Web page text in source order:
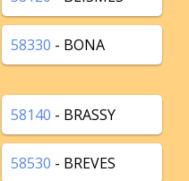
58330 - BONA
58140 - BRASSY
58530 - BREVES